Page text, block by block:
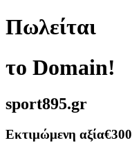
Πωλείται
το Domain!
sport895.gr
Εκτιμώμενη αξία€300